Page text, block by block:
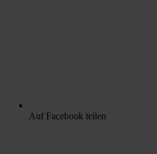
Auf Facebook teilen